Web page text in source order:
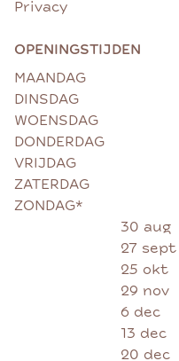
Privacy
OPENINGSTIJDEN
MAANDAG
DINSDAG
WOENSDAG
DONDERDAG
VRIJDAG
ZATERDAG
ZONDAG*
30 aug
27 sept
25 okt
29 nov
6 dec
13 dec
20 dec